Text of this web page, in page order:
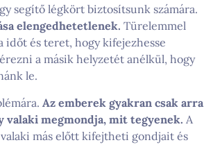
segítő légkört biztosítsunk számára.
elengedhetetlenek. Türelemmel
időt és teret, hogy kifejezhesse
a másik helyzetét anélkül, hogy
le.
Az emberek gyakran csak arra
valaki megmondja, mit tegyenek. A
más előtt kifejtheti gondjait és